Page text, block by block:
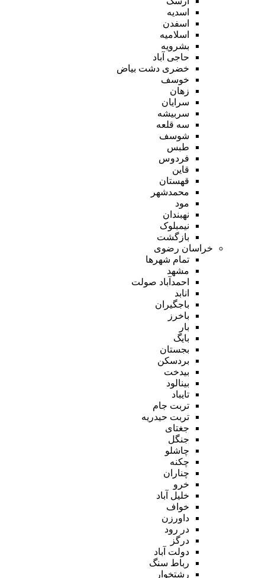
اسدیه
اسفدن
اسلامیه
بشرویه
حاجی آباد
خضری دشت بیاض
خوسف
زهان
سرایان
سربیشه
سه قلعه
شوسف
طبس
فردوس
قاین
قهستان
محمدشهر
مود
نهبندان
نیمبلوک
بازگشت
خراسان رضوی
تمام شهر‌ها
مشهد
احمدآباد صولت
انابد
باجگیران
باخرز
بار
بایگ
بجستان
بردسکن
بیدخت
بینالود
تایباد
تربت جام
تربت حیدریه
جغتای
جنگل
چاشلو
چکنه
چناران
خرو
خلیل آباد
خواف
داورزن
در رود
درگز
دولت آباد
رباط سنگ
رشتخوار